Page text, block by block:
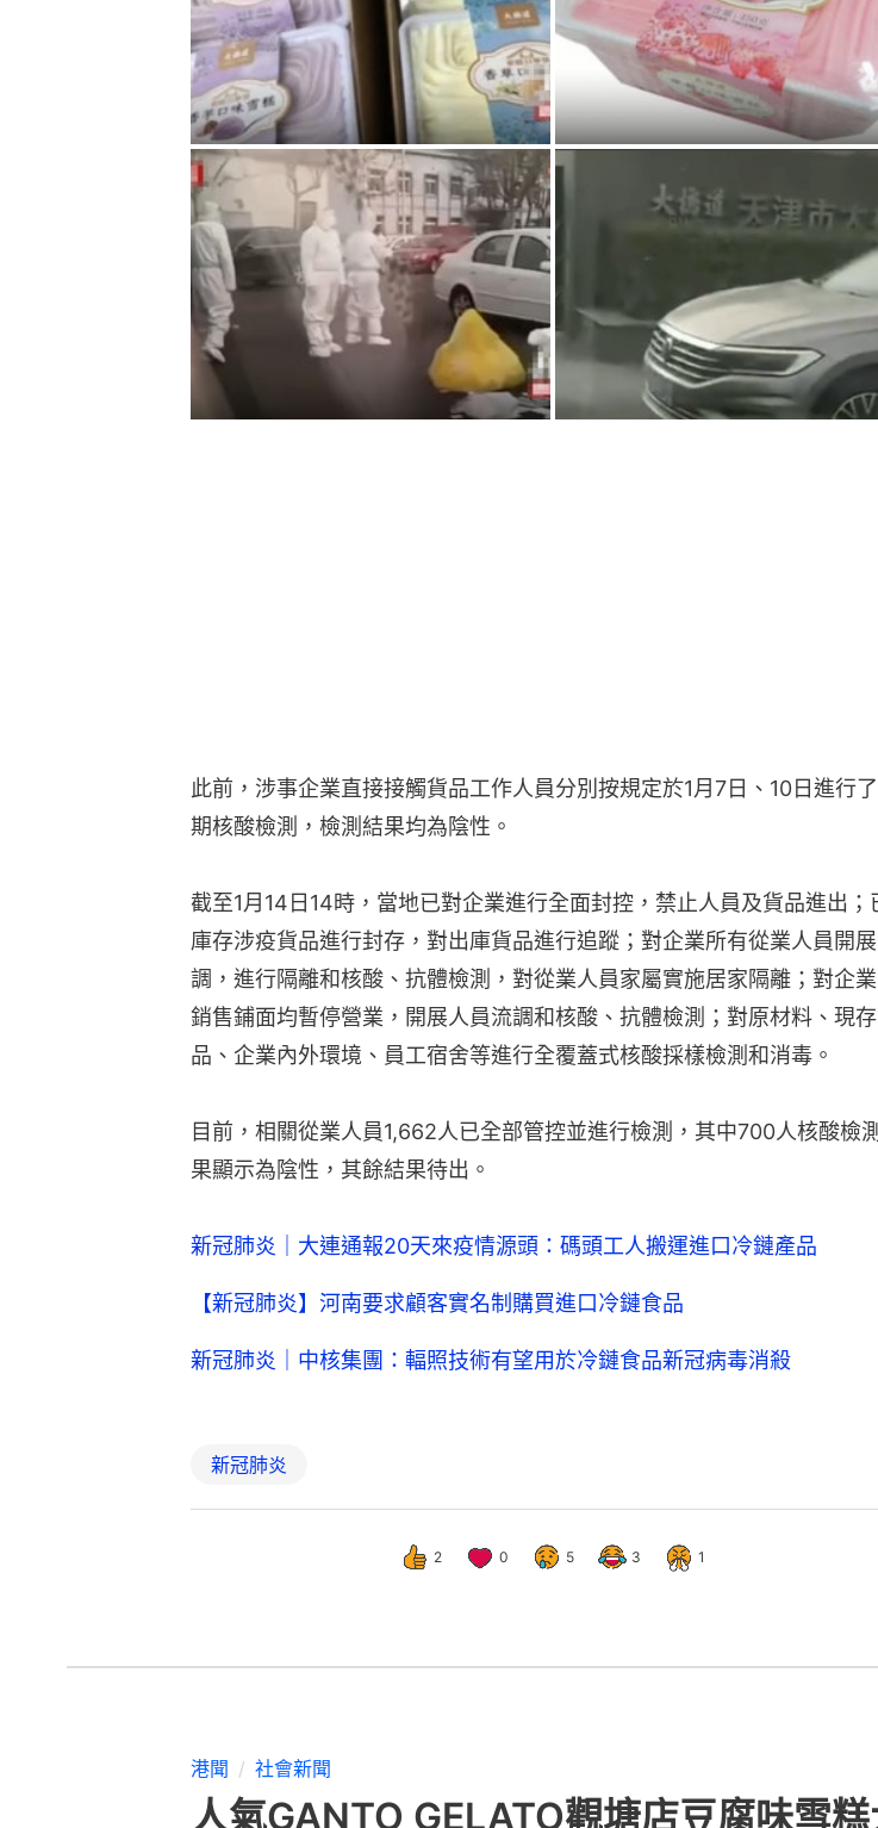
此前，涉事企業直接接觸貨品工作人員分別按規定於1月7日、10日進行
期核酸檢測，檢測結果均為陰性。
截至1月14日14時，當地已對企業進行全面封控，禁止人員及貨品進出；
庫存涉疫貨品進行封存，對出庫貨品進行追蹤；對企業所有從業人員開
調，進行隔離和核酸、抗體檢測，對從業人員家屬實施居家隔離；對企
銷售鋪面均暫停營業，開展人員流調和核酸、抗體檢測；對原材料、現
品、企業內外環境、員工宿舍等進行全覆蓋式核酸採樣檢測和消毒。
目前，相關從業人員1,662人已全部管控並進行檢測，其中700人核酸檢
果顯示為陰性，其餘結果待出。
新冠肺炎｜大連通報20天來疫情源頭：碼頭工人搬運進口冷鏈產品
【新冠肺炎】河南要求顧客實名制購買進口冷鏈食品
新冠肺炎｜中核集團：輻照技術有望用於冷鏈食品新冠病毒消殺
新冠肺炎
2 0 5 3 1
人氣GANTO GELATO觀塘店豆腐味雪